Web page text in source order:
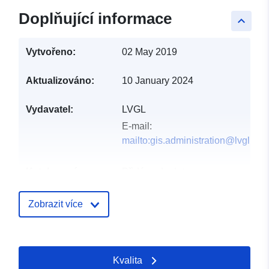
keyboard_arrow_up
Doplňující informace
Vytvořeno: 02 May 2019
Aktualizováno: 10 January 2024
Vydavatel:
LVGL
E-mail:
Místní: Souřadnice: [ [ 6.99144,
49.3319 ], [ 6.99598,
Zobrazit více
Kvalita